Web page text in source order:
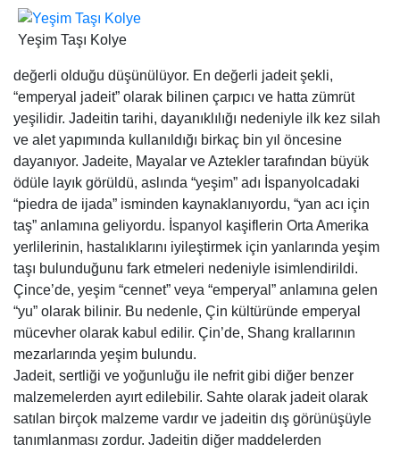
Yeşim Taşı Kolye
değerli olduğu düşünülüyor. En değerli jadeit şekli,
“emperyal jadeit” olarak bilinen çarpıcı ve hatta zümrüt
yeşilidir. Jadeitin tarihi, dayanıklılığı nedeniyle ilk kez silah
ve alet yapımında kullanıldığı birkaç bin yıl öncesine
dayanıyor. Jadeite, Mayalar ve Aztekler tarafından büyük
ödüle layık görüldü, aslında “yeşim” adı İspanyolcadaki
“piedra de ijada” isminden kaynaklanıyordu, “yan acı için
taş” anlamına geliyordu. İspanyol kaşiflerin Orta Amerika
yerlilerinin, hastalıklarını iyileştirmek için yanlarında yeşim
taşı bulunduğunu fark etmeleri nedeniyle isimlendirildi.
Çince’de, yeşim “cennet” veya “emperyal” anlamına gelen
“yu” olarak bilinir. Bu nedenle, Çin kültüründe emperyal
mücevher olarak kabul edilir. Çin’de, Shang krallarının
mezarlarında yeşim bulundu.
Jadeit, sertliği ve yoğunluğu ile nefrit gibi diğer benzer
malzemelerden ayırt edilebilir. Sahte olarak jadeit olarak
satılan birçok malzeme vardır ve jadeitin dış görünüşüyle
tanımlanması zordur. Jadeitin diğer maddelerden